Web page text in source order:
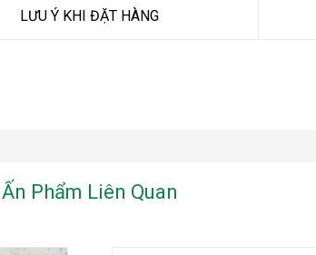
LƯU Ý KHI ĐẶT HÀNG
Ấn Phẩm Liên Quan